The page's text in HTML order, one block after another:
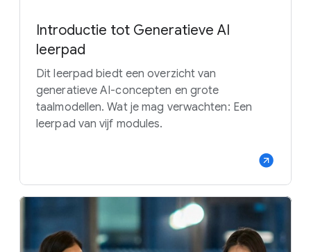
Introductie tot Generatieve AI
leerpad
Dit leerpad biedt een overzicht van
generatieve AI-concepten en grote
taalmodellen. Wat je mag verwachten: Een
leerpad van vijf modules.